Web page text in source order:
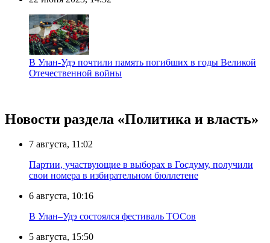
В Улан-Удэ почтили память погибших в годы Великой
Отечественной войны
Новости раздела «Политика и власть»
7 августа, 11:02
Партии, участвующие в выборах в Госдуму, получили
свои номера в избирательном бюллетене
6 августа, 10:16
В Улан–Удэ состоялся фестиваль ТОСов
5 августа, 15:50